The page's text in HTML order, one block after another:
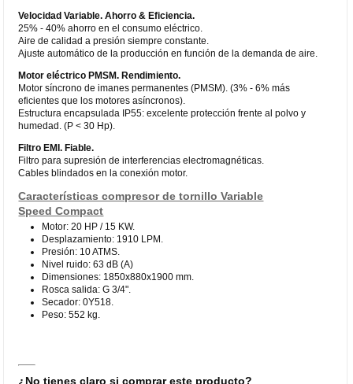
Velocidad Variable. Ahorro & Eficiencia.
25% - 40% ahorro en el consumo eléctrico.
Aire de calidad a presión siempre constante.
Ajuste automático de la producción en función de la demanda de aire.
Motor eléctrico PMSM. Rendimiento.
Motor síncrono de imanes permanentes (PMSM). (3% - 6% más
eficientes que los motores asíncronos).
Estructura encapsulada IP55: excelente protección frente al polvo y
humedad. (P < 30 Hp).
Filtro EMI. Fiable.
Filtro para supresión de interferencias electromagnéticas.
Cables blindados en la conexión motor.
Características compresor de tornillo Variable
Speed Compact
Motor: 20 HP / 15 KW.
Desplazamiento: 1910 LPM.
Presión: 10 ATMS.
Nivel ruido: 63 dB (A)
Dimensiones: 1850x880x1900 mm.
Rosca salida: G 3/4".
Secador: 0Y518.
Peso: 552 kg.
¿No tienes claro si comprar este producto?